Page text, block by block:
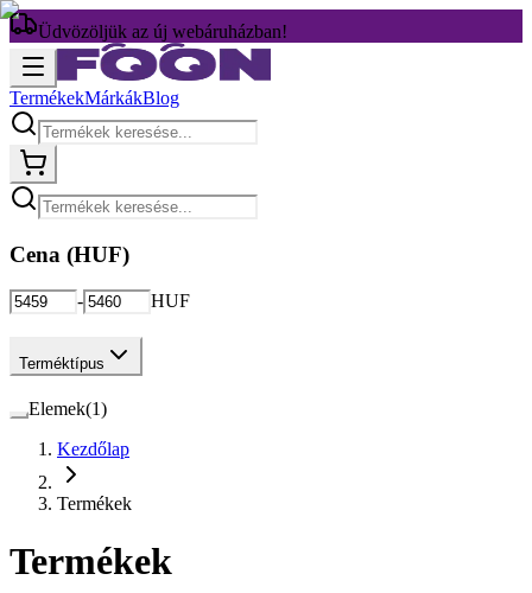
Üdvözöljük az új webáruházban!
TermékekMárkákBlog
Cena (HUF)
- HUF
Terméktípus
Elemek(1)
Kezdőlap
Termékek
Termékek